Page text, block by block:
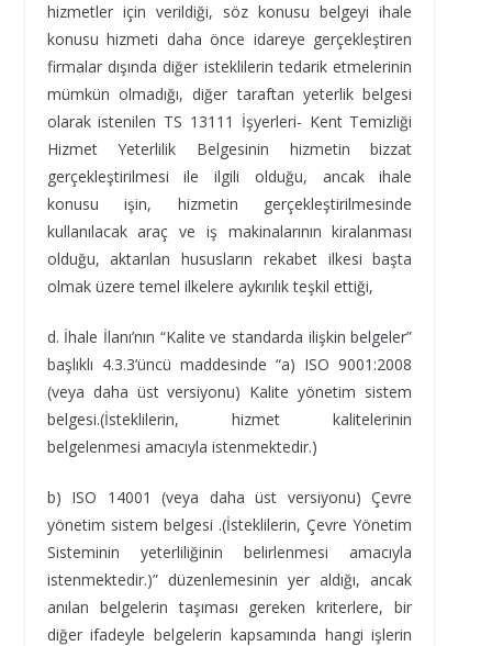
hizmetler için verildiği, söz konusu belgeyi ihale
konusu hizmeti daha önce idareye gerçekleştiren
firmalar dışında diğer isteklilerin tedarik etmelerinin
mümkün olmadığı, diğer taraftan yeterlik belgesi
olarak istenilen TS 13111 İşyerleri- Kent Temizliği
Hizmet Yeterlilik Belgesinin hizmetin bizzat
gerçekleştirilmesi ile ilgili olduğu, ancak ihale
konusu işin, hizmetin gerçekleştirilmesinde
kullanılacak araç ve iş makinalarının kiralanması
olduğu, aktarılan hususların rekabet ilkesi başta
olmak üzere temel ilkelere aykırılık teşkil ettiği,
d. İhale İlanı’nın “Kalite ve standarda ilişkin belgeler”
başlıklı 4.3.3’üncü maddesinde “a) ISO 9001:2008
(veya daha üst versiyonu) Kalite yönetim sistem
belgesi.(İsteklilerin, hizmet kalitelerinin
belgelenmesi amacıyla istenmektedir.)
b) ISO 14001 (veya daha üst versiyonu) Çevre
yönetim sistem belgesi .(İsteklilerin, Çevre Yönetim
Sisteminin yeterliliğinin belirlenmesi amacıyla
istenmektedir.)” düzenlemesinin yer aldığı, ancak
anılan belgelerin taşıması gereken kriterlere, bir
diğer ifadeyle belgelerin kapsamında hangi işlerin